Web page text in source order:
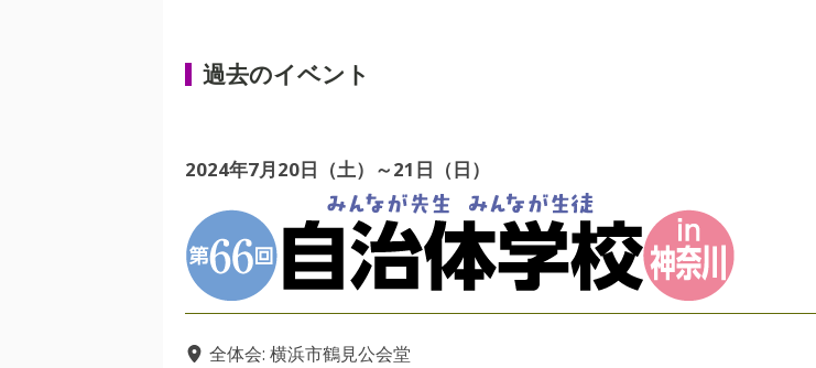
過去のイベント
2024年7月20日（土）～21日（日）
全体会: 横浜市鶴見公会堂